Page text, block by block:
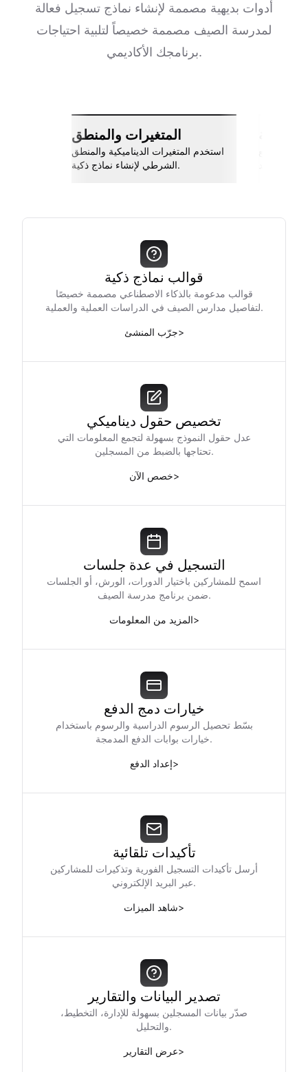
أدوات بديهية مصممة لإنشاء نماذج تسجيل فعالة
لمدرسة الصيف مصممة خصيصاً لتلبية احتياجات
برنامجك الأكاديمي.
المتغيرات والمنطق
استخدم المتغيرات الديناميكية والمنطق
الشرطي لإنشاء نماذج ذكية.
قوالب نماذج ذكية
قوالب مدعومة بالذكاء الاصطناعي مصممة خصيصًا
لتفاصيل مدارس الصيف في الدراسات العملية والعملية.
جرّب المنشئ>
تخصيص حقول ديناميكي
عدل حقول النموذج بسهولة لتجمع المعلومات التي
تحتاجها بالضبط من المسجلين.
خصص الآن>
التسجيل في عدة جلسات
اسمح للمشاركين باختيار الدورات، الورش، أو الجلسات
ضمن برنامج مدرسة الصيف.
المزيد من المعلومات>
خيارات دمج الدفع
بسّط تحصيل الرسوم الدراسية والرسوم باستخدام
خيارات بوابات الدفع المدمجة.
إعداد الدفع>
تأكيدات تلقائية
أرسل تأكيدات التسجيل الفورية وتذكيرات للمشاركين
عبر البريد الإلكتروني.
شاهد الميزات>
تصدير البيانات والتقارير
صدّر بيانات المسجلين بسهولة للإدارة، التخطيط،
والتحليل.
عرض التقارير>